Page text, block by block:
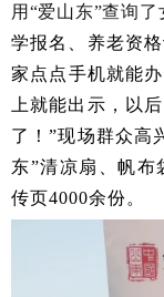
用 “爱山东”查询了
学报名、养老资
家点点手机就能
上就能出示 ，以后
了！”现场群众高
东”清凉扇、帆布
传页4000余份。